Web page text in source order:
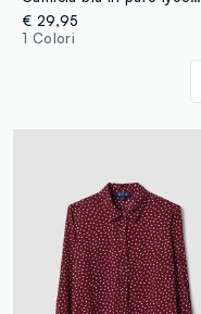
€ 29,95
1 Colori